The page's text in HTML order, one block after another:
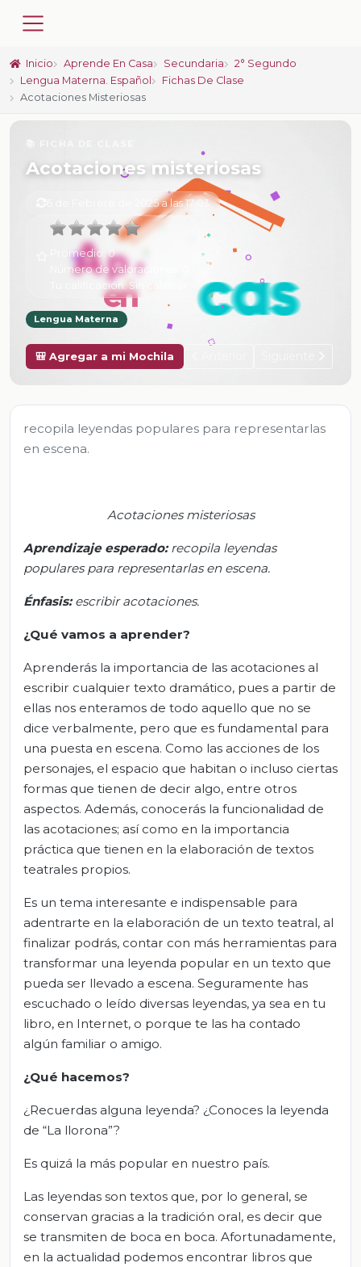
Inicio Aprende En Casa Secundaria
2° Segundo
Lengua Materna. Español
Fichas De Clase
Acotaciones Misteriosas
Acotaciones misteriosas
6 de Febrero de 2025 a las 17:03
Promedio:0
Número de valoraciones:
Tu calificación:Sin calificar
Lengua Materna
🎒 Agregar a mi Mochila
recopila leyendas populares para representarlas
en escena.
Acotaciones misteriosas
Aprendizaje esperado:recopila leyendas
populares para representarlas en escena.
Énfasis:escribir acotaciones.
¿Qué vamos a aprender?
Aprenderás la importancia de las acotaciones al
escribir cualquier texto dramático, pues a partir de
ellas nos enteramos de todo aquello que no se
dice verbalmente, pero que es fundamental para
una puesta en escena. Como las acciones de los
personajes, el espacio que habitan o incluso ciertas
formas que tienen de decir algo, entre otros
aspectos. Además, conocerás la funcionalidad de
las acotaciones; así como en la importancia
práctica que tienen en la elaboración de textos
teatrales propios.
Es un tema interesante e indispensable para
adentrarte en la elaboración de un texto teatral, al
finalizar podrás, contar con más herramientas para
transformar una leyenda popular en un texto que
pueda ser llevado a escena. Seguramente has
escuchado o leído diversas leyendas, ya sea en tu
libro, en Internet, o porque te las ha contado
algún familiar o amigo.
¿Qué hacemos?
¿Recuerdas alguna leyenda? ¿Conoces la leyenda
de “La llorona”?
Es quizá la más popular en nuestro país.
Las leyendas son textos que, por lo general, se
conservan gracias a la tradición oral, es decir que
se transmiten de boca en boca. Afortunadamente,
en la actualidad podemos encontrar libros que